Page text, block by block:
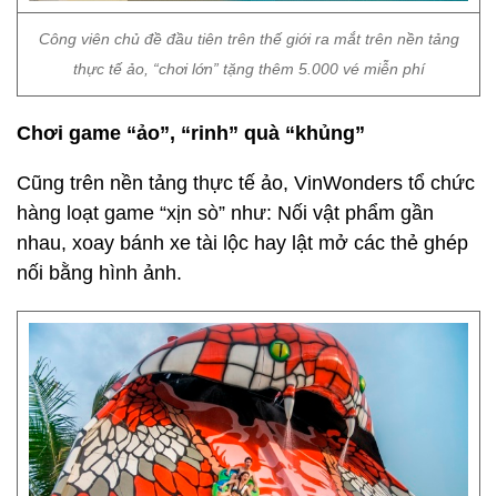
Công viên chủ đề đầu tiên trên thế giới ra mắt trên nền tảng
thực tế ảo, “chơi lớn” tặng thêm 5.000 vé miễn phí
Chơi game “ảo”, “rinh” quà “khủng”
Cũng trên nền tảng thực tế ảo, VinWonders tổ chức
hàng loạt game “xịn sò” như: Nối vật phẩm gần
nhau, xoay bánh xe tài lộc hay lật mở các thẻ ghép
nối bằng hình ảnh.